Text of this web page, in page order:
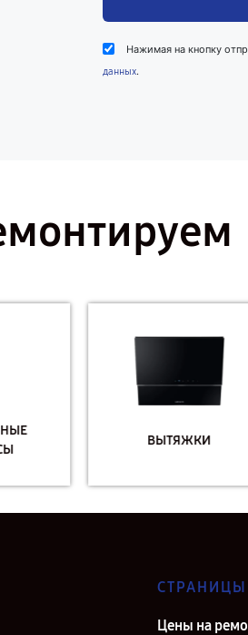
Нажимая на кнопку
данных.
ВЫТЯЖКИ
СТРАНИЦЫ
Цены на